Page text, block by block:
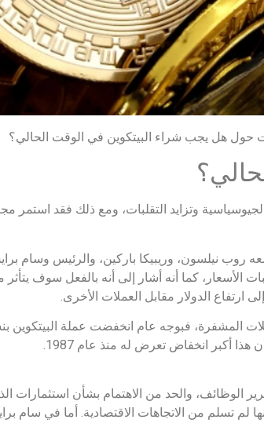
حول هل يجب شراء البيتكوين في الوقت الحالي؟
الجيوسياسية وتزايد التقلبات، ومع ذلك فقد
روب نيلسون، وريبيكا باركين، والرئيس وسام
كما أنه أشار إلى أنه بالفعل سوف يتأثر
الدولار مقابل العملات الأخرى.
الوظائف، والحد من الاهتمام بشأن استثمارات
لم تسلم من الاتجاهات الاقتصادية. أما في سام